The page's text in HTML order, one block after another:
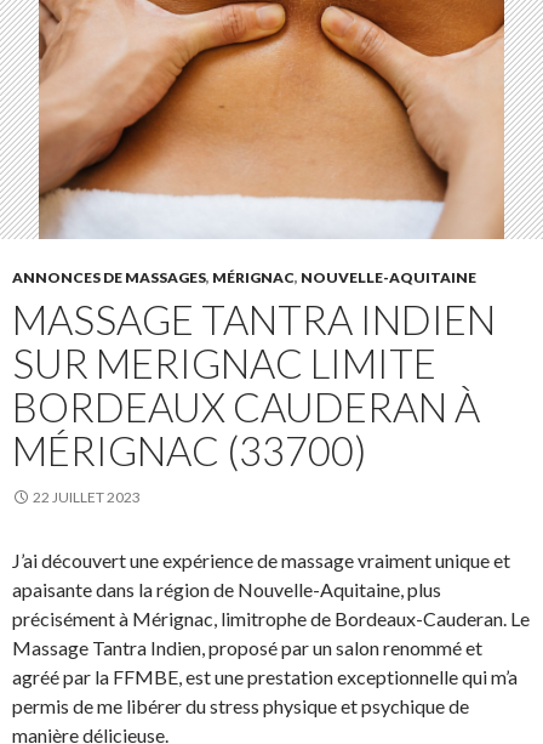
ANNONCES DE MASSAGES, MÉRIGNAC, NOUVELLE-AQUITAINE
MASSAGE TANTRA INDIEN
SUR MERIGNAC LIMITE
BORDEAUX CAUDERAN À
MÉRIGNAC (33700)
22 JUILLET 2023
J’ai découvert une expérience de massage vraiment unique et
apaisante dans la région de Nouvelle-Aquitaine, plus
précisément à Mérignac, limitrophe de Bordeaux-Cauderan. Le
Massage Tantra Indien, proposé par un salon renommé et
agréé par la FFMBE, est une prestation exceptionnelle qui m’a
permis de me libérer du stress physique et psychique de
manière délicieuse.